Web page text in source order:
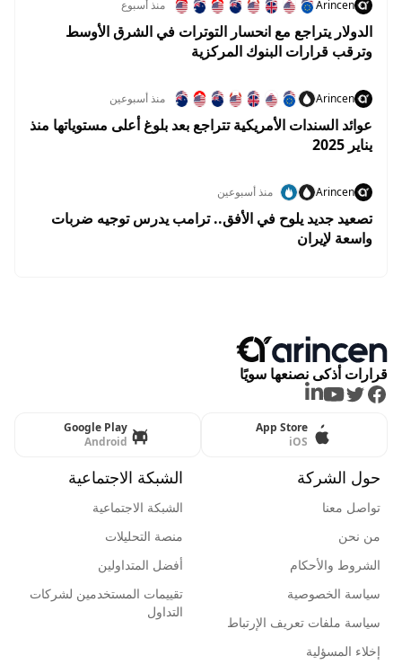
Arincen منذ أسبوع
الدولار يتراجع مع انحسار التوترات في الشرق الأوسط
وترقب قرارات البنوك المركزية
Arincen منذ أسبوعين
عوائد السندات الأمريكية تتراجع بعد بلوغ أعلى مستوياتها منذ
يناير 2025
Arincen منذ أسبوعين
تصعيد جديد يلوح في الأفق.. ترامب يدرس توجيه ضربات
واسعة لإيران
قرارات أذكى نصنعها سويًا
Facebook
Twitter
Youtube
LinkedIn
App Store
iOS
Google Play
Android
حول الشركة
تواصل معنا
من نحن
الشروط والأحكام
سياسة الخصوصية
سياسة ملفات تعريف الإرتباط
إخلاء المسؤلية
الشبكة الاجتماعية
الشبكة الاجتماعية
منصة التحليلات
أفضل المتداولين
تقييمات المستخدمين لشركات
التداول